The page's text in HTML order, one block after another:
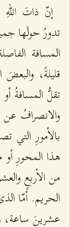
إنّ ذاتَ اللهِ
تدورُ حولَها
المسافة
قليلةً،
تقلُّ المسافةُ
والانصرافُ عن
بالأمورِ التي
هذا المحورِ
من الأربعٍ
الحريم. أمّا
عشرينَ ساعة،